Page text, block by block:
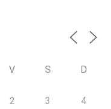
V S D
2 3 4